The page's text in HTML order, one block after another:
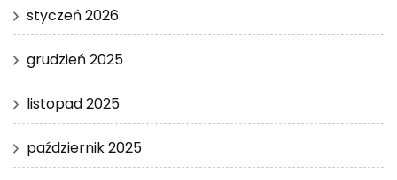
styczeń 2026
grudzień 2025
listopad 2025
październik 2025